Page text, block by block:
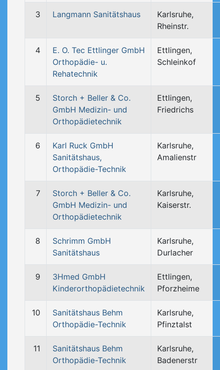
3 Langmann Sanitätshaus
Karlsruhe,
Rheinstr.
4
E. O. Tec Ettlinger GmbH
Orthopädie- u.
Rehatechnik
Ettlingen,
Schleinkof
5
Storch + Beller & Co.
GmbH Medizin- und
Orthopädietechnik
Ettlingen,
Friedrichs
6
Karl Ruck GmbH
Sanitätshaus,
Orthopädie-Technik
Karlsruhe,
Amalienstr
7
Storch + Beller & Co.
GmbH Medizin- und
Orthopädietechnik
Karlsruhe,
Kaiserstr.
8
Schrimm GmbH
Sanitätshaus
Karlsruhe,
Durlacher
9
3Hmed GmbH
Kinderorthopädietechnik
Ettlingen,
Pforzheime
10
Sanitätshaus Behm
Orthopädie-Technik
Karlsruhe,
Pfinztalst
11
Sanitätshaus Behm
Orthopädie-Technik
Karlsruhe,
Badenerstr